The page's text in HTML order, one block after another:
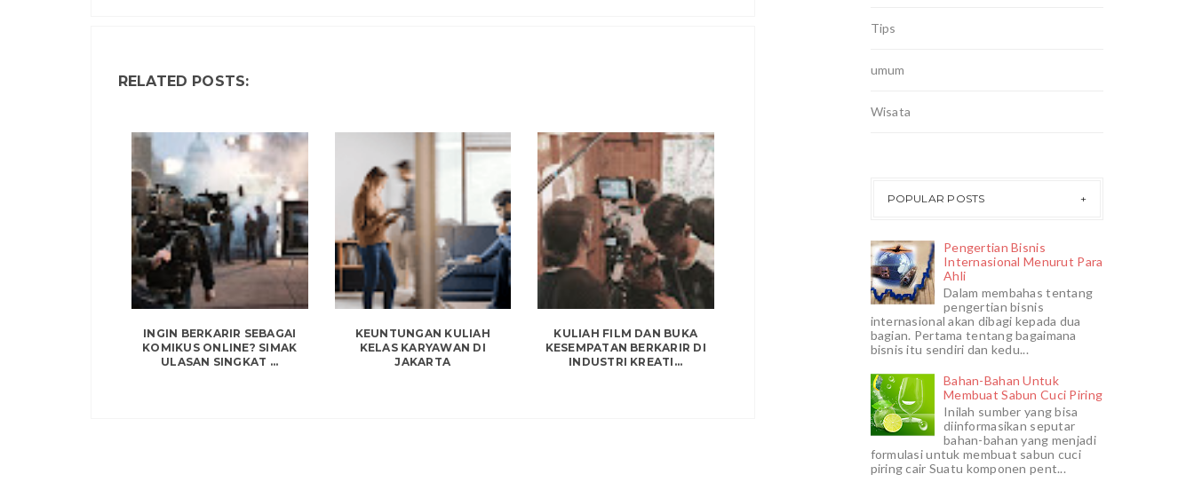
RELATED POSTS:
INGIN BERKARIR SEBAGAI
KOMIKUS ONLINE? SIMAK
ULASAN SINGKAT ...
KEUNTUNGAN KULIAH
KELAS KARYAWAN DI
JAKARTA
KULIAH FILM DAN BUKA
KESEMPATAN BERKARIR DI
INDUSTRI KREATI...
Tips
umum
Wisata
POPULAR POSTS
Pengertian Bisnis
Internasional Menurut Para
Ahli
Dalam membahas tentang
pengertian bisnis
internasional akan dibagi kepada dua
bagian. Pertama tentang bagaimana
bisnis itu sendiri dan kedu...
Bahan-Bahan Untuk
Membuat Sabun Cuci Piring
Inilah sumber yang bisa
diinformasikan seputar
bahan-bahan yang menjadi
formulasi untuk membuat sabun cuci
piring cair Suatu komponen pent...